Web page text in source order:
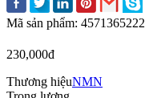
Mã sản phẩm:
230,000đ
Thương hiệuNMN